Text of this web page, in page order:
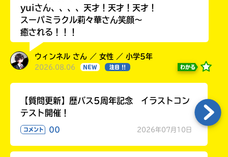
yuiさん、、、、天才！天才！天才！
スーパミラクル莉々華さん笑顔〜
癒される！！！
ウィンネル さん ／ 女性 ／ 小学5年
2026.08.06 NEW 注目 !! わかる
【質問更新】歴バス5周年記念 イラストコン
テスト開催！
コメント 00 2026年07月10日